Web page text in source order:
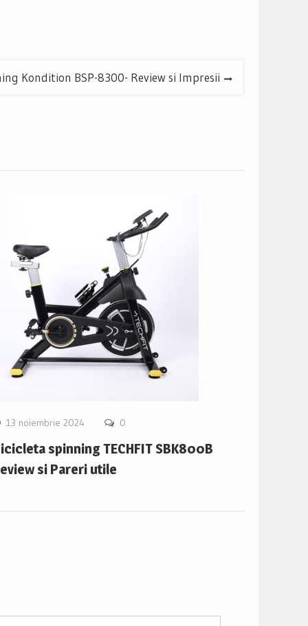
Kondition BSP-8300- Review si Impresii
13 noiembrie 2024 0
spinning TECHFIT SBK800B
si Pareri utile